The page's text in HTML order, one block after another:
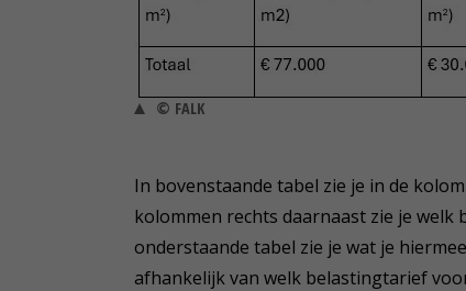
© FALK
In bovenstaande tabel zie je in de
kolommen rechts daarnaast zie je
onderstaande tabel zie je wat je
afhankelijk van welk belastingtarief